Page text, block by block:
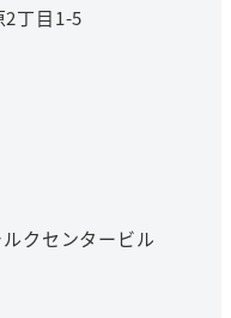
2丁目1-5
クセンタービル